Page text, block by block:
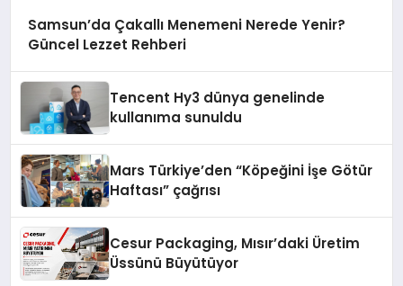
Samsun’da Çakallı Menemeni Nerede Yenir?
Güncel Lezzet Rehberi
Tencent Hy3 dünya genelinde
kullanıma sunuldu
Mars Türkiye’den “Köpeğini İşe Götür
Haftası” çağrısı
Cesur Packaging, Mısır’daki Üretim
Üssünü Büyütüyor